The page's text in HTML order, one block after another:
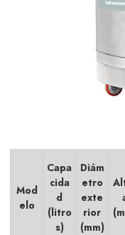
Mod
elo
Capa
cida
d
(litro
s)
Diám
etro
exte
rior
(mm)